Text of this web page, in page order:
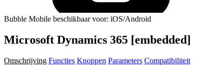
Bubble Mobile beschikbaar voor: iOS/Android
Microsoft Dynamics 365 [embedded]
Omschrijving Functies Knoppen Parameters Compatibiliteit